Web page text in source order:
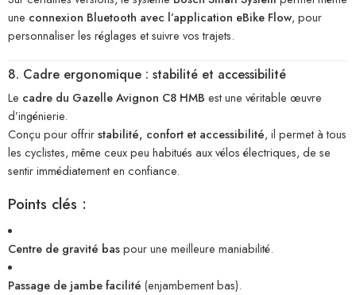
une connexion Bluetooth avec l’application eBike Flow, pour
personnaliser les réglages et suivre vos trajets.
8. Cadre ergonomique : stabilité et accessibilité
Le cadre du Gazelle Avignon C8 HMB est une véritable œuvre
d’ingénierie.
Conçu pour offrirstabilité, confort et accessibilité, il permet à tous
les cyclistes, même ceux peu habitués aux vélos électriques, de se
sentir immédiatement en confiance.
Points clés :
Centre de gravité baspour une meilleure maniabilité.
Passage de jambe facilité (enjambement bas).